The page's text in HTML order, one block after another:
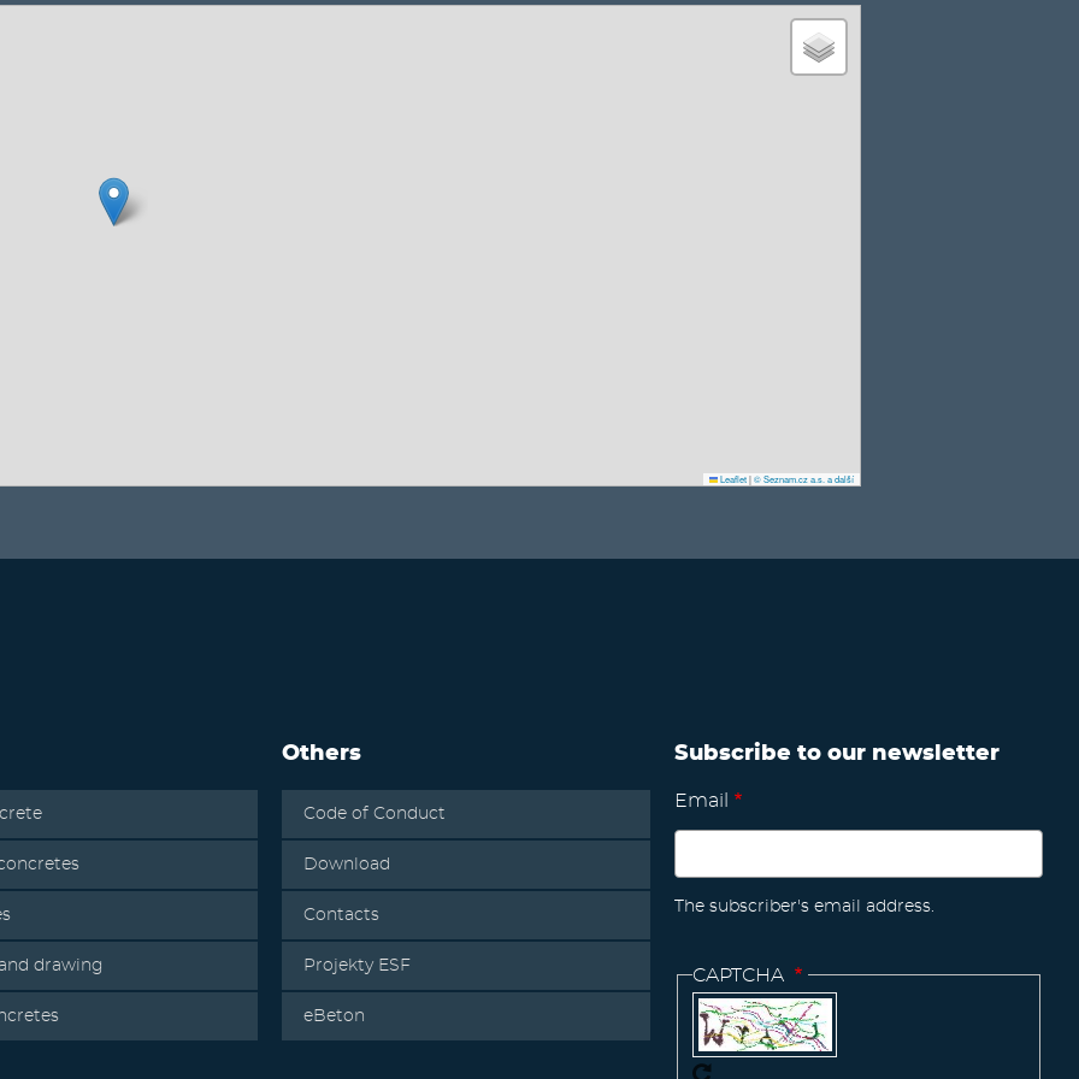
Leaflet|© Seznam.cz a.s. a další
drawing
Others
Code of Conduct
Download
Contacts
Projekty ESF
eBeton
Subscribe to our newsletter
Email
The subscriber's email address.
CAPTCHA